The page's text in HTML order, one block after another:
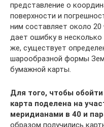
представление о
поверхности и
ним составляет около 20
дает ошибку в
же, существует
шарообразной формы
бумажной карты.
Для того, чтобы
карта поделена на
меридианами в 40 и
образом получились